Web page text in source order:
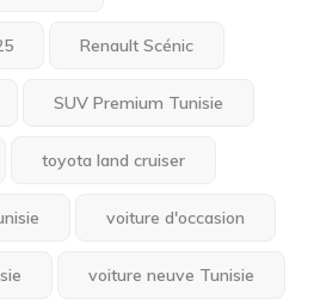
Renault Scénic
SUV Premium Tunisie
toyota land cruiser
voiture d'occasion
voiture neuve Tunisie